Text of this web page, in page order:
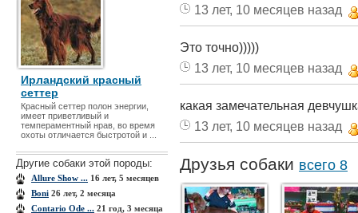
Ирландский красный
сеттер
Красный сеттер полон энергии,
имеет приветливый и
темпераментный нрав, во время
охоты отличается быстротой и ...
Другие собаки этой породы:
Allure Show ... 16 лет, 5 месяцев
Boni 26 лет, 2 месяца
Contario Ode ... 21 год, 3 месяца
13 лет, 10 месяцев назад
Это точно)))))
13 лет, 10 месяцев назад
какая замечательная
13 лет, 10 месяцев назад
Друзья собаки всего 8